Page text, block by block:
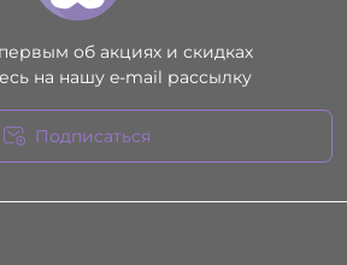
об акциях и скидках
на нашу e-mail рассылку
Подписаться